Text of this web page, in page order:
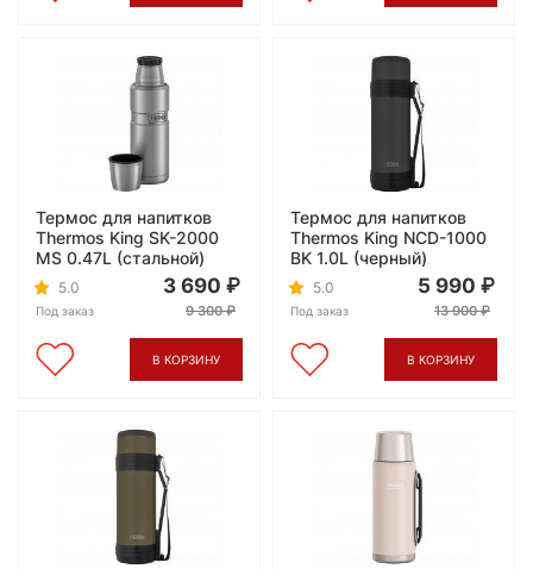
Термос для напитков
Thermos King SK-2000
MS 0.47L (стальной)
5.0
Под заказ
3 690
9 300
В КОРЗИНУ
Термос для напитков
Thermos King NCD-1000
BK 1.0L (черный)
5.0
Под заказ
5 990
13 900
В КОРЗИНУ